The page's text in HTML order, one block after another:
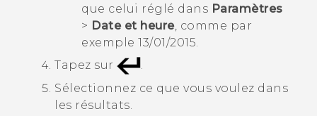
que celui réglé dans Paramètres
> Date et heure, comme par
exemple 13/01/2015.
Tapez sur
.
Sélectionnez ce que vous voulez dans
les résultats.